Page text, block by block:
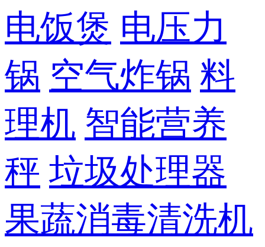
电饭煲 电压力
锅 空气炸锅 料
理机 智能营养
秤 垃圾处理器
果蔬消毒清洗机